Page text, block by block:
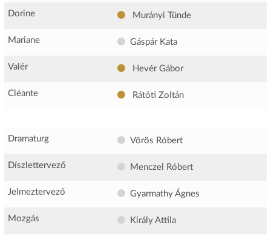
Dorine Murányi Tünde
Mariane Gáspár Kata
Valér Hevér Gábor
Cléante Rátóti Zoltán
Dramaturg Vörös Róbert
Díszlettervező Menczel Róbert
Jelmeztervező Gyarmathy Ágnes
Mozgás Király Attila